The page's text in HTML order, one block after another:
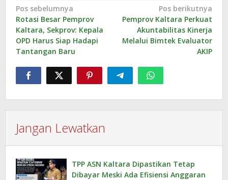
Navigasi
pos
Pos sebelumnya
Rotasi Besar Pemprov
Kaltara, Sekprov: Kepala
OPD Harus Siap Hadapi
Tantangan Baru
Pos berikutnya
Pemprov Kaltara Perkuat
Akuntabilitas Kinerja
Melalui Bimtek Evaluator
AKIP
Jangan Lewatkan
TPP ASN Kaltara Dipastikan Tetap
Dibayar Meski Ada Efisiensi Anggaran